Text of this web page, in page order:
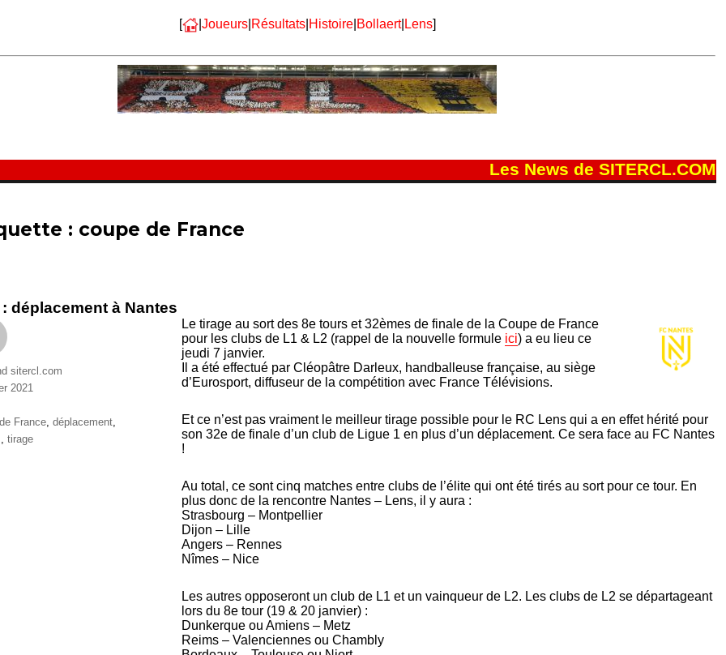
[ | Joueurs| Résultats| Histoire| Bollaert| Lens]
Les News de SITERCL.COM
: coupe de France
déplacement à Nantes
Le tirage au sort des 8e tours et 32èmes de finale de la Coupe de France
pour les clubs de L1 & L2 (rappel de la nouvelle formule ici) a eu lieu ce
jeudi 7 janvier.
Il a été effectué par Cléopâtre Darleux, handballeuse française, au siège
d’Eurosport, diffuseur de la compétition avec France Télévisions.
Et ce n’est pas vraiment le meilleur tirage possible pour le RC Lens qui a en effet hérité pour
son 32e de finale d’un club de Ligue 1 en plus d’un déplacement. Ce sera face au FC Nantes
!
Au total, ce sont cinq matches entre clubs de l’élite qui ont été tirés au sort pour ce tour. En
plus donc de la rencontre Nantes – Lens, il y aura :
Strasbourg – Montpellier
Dijon – Lille
Angers – Rennes
Nîmes – Nice
Les autres opposeront un club de L1 et un vainqueur de L2. Les clubs de L2 se départageant
lors du 8e tour (19 & 20 janvier) :
Dunkerque ou Amiens – Metz
Reims – Valenciennes ou Chambly
sitercl.com
2021
France déplacement
tirage